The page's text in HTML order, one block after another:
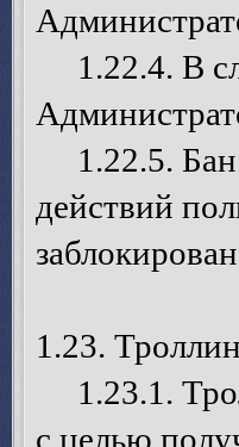
1.22.4. В
1.22.5. Бан
действий
1.23.
1.23.1.
с целью